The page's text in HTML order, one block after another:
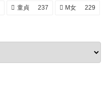
童貞 237 M女 229